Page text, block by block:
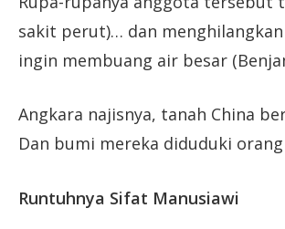
sakit perut)… dan
ingin membuang air besar
Angkara najisnya, tanah China
Dan bumi mereka diduduki
Runtuhnya Sifat Manusiawi